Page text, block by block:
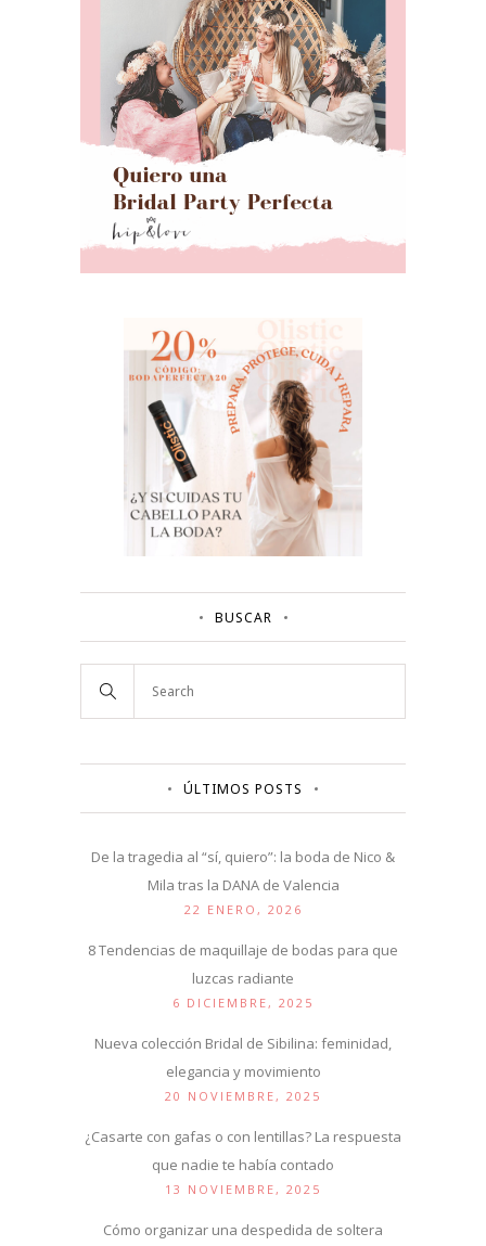
BUSCAR
ÚLTIMOS POSTS
De la tragedia al “sí, quiero”: la boda de Nico &
Mila tras la DANA de Valencia
22 ENERO, 2026
8 Tendencias de maquillaje de bodas para que
luzcas radiante
6 DICIEMBRE, 2025
Nueva colección Bridal de Sibilina: feminidad,
elegancia y movimiento
20 NOVIEMBRE, 2025
¿Casarte con gafas o con lentillas? La respuesta
que nadie te había contado
13 NOVIEMBRE, 2025
Cómo organizar una despedida de soltera